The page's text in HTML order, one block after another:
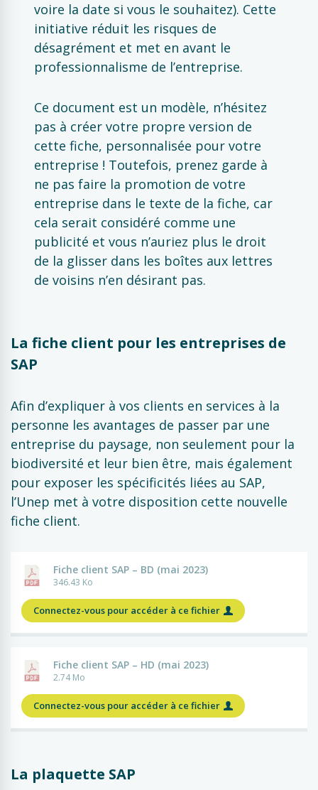
voire la date si vous le souhaitez). Cette
initiative réduit les risques de
désagrément et met en avant le
professionnalisme de l’entreprise.
Ce document est un modèle, n’hésitez
pas à créer votre propre version de
cette fiche, personnalisée pour votre
entreprise ! Toutefois, prenez garde à
ne pas faire la promotion de votre
entreprise dans le texte de la fiche, car
cela serait considéré comme une
publicité et vous n’auriez plus le droit
de la glisser dans les boîtes aux lettres
de voisins n’en désirant pas.
La fiche client pour les entreprises de
SAP
Afin d’expliquer à vos clients en services à la
personne les avantages de passer par une
entreprise du paysage, non seulement pour la
biodiversité et leur bien être, mais également
pour exposer les spécificités liées au SAP,
l’Unep met à votre disposition cette nouvelle
fiche client.
Fiche client SAP – BD (mai 2023)
346.43 Ko
Connectez-vous pour accéder à ce fichier
Fiche client SAP – HD (mai 2023)
2.74 Mo
Connectez-vous pour accéder à ce fichier
La plaquette SAP